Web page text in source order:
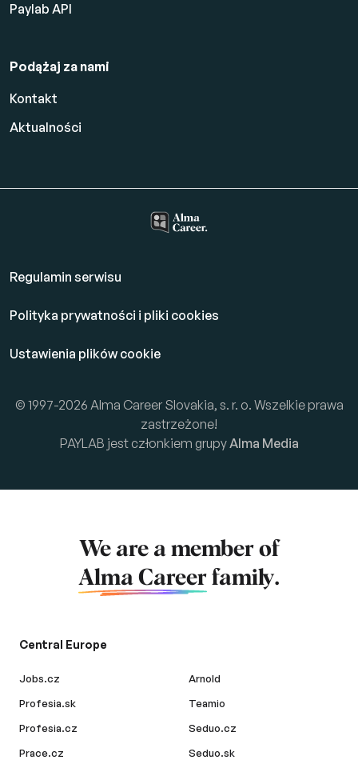
Paylab API
Podążaj za nami
Kontakt
Aktualności
Regulamin serwisu
Polityka prywatności i pliki cookies
Ustawienia plików cookie
© 1997-2026 Alma Career Slovakia, s. r. o. Wszelkie prawa
zastrzeżone!
PAYLAB jest członkiem grupyAlma Media
We are a member of
Alma Career family.
Central Europe
Jobs.cz
Profesia.sk
Profesia.cz
Prace.cz
Arnold
Teamio
Seduo.cz
Seduo.sk